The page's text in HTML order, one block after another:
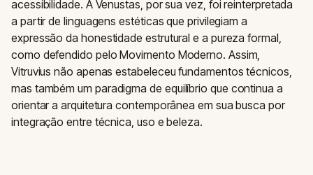
acessibilidade. A Venustas, por sua vez, foi reinterpretada
a partir de linguagens estéticas que privilegiam a
expressão da honestidade estrutural e a pureza formal,
como defendido pelo Movimento Moderno. Assim,
Vitruvius não apenas estabeleceu fundamentos técnicos,
mas também um paradigma de equilíbrio que continua a
orientar a arquitetura contemporânea em sua busca por
integração entre técnica, uso e beleza.